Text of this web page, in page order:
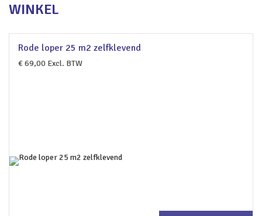
WINKEL
Rode loper 25 m2 zelfklevend
€69,00 Excl. BTW